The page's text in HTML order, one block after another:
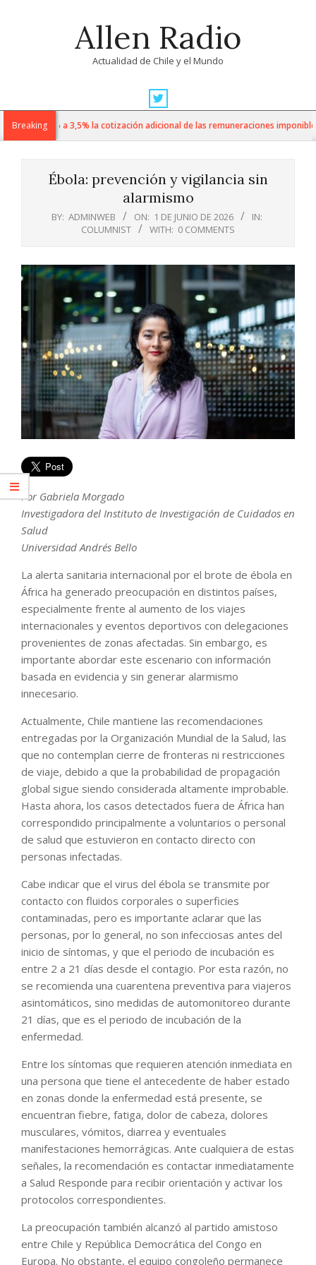
Allen Radio
Actualidad de Chile y el Mundo
Navigation
MenuBreaking
de 1% a 3,5% la cotización adicional de las remuneraciones imponibles
Ébola: prevención y vigilancia sin
alarmismo
BY: ADMINWEB ON: 1 DE JUNIO DE 2026
IN:
COLUMNIST
WITH: 0 COMMENTS
Por Gabriela Morgado
Investigadora del Instituto de Investigación de Cuidados en
Salud
Universidad Andrés Bello
La alerta sanitaria internacional por el brote de ébola en
África ha generado preocupación en distintos países,
especialmente frente al aumento de los viajes
internacionales y eventos deportivos con delegaciones
provenientes de zonas afectadas. Sin embargo, es
importante abordar este escenario con información
basada en evidencia y sin generar alarmismo
innecesario.
Actualmente, Chile mantiene las recomendaciones
entregadas por la Organización Mundial de la Salud, las
que no contemplan cierre de fronteras ni restricciones
de viaje, debido a que la probabilidad de propagación
global sigue siendo considerada altamente improbable.
Hasta ahora, los casos detectados fuera de África han
correspondido principalmente a voluntarios o personal
de salud que estuvieron en contacto directo con
personas infectadas.
Cabe indicar que el virus del ébola se transmite por
contacto con fluidos corporales o superficies
contaminadas, pero es importante aclarar que las
personas, por lo general, no son infecciosas antes del
inicio de síntomas, y que el periodo de incubación es
entre 2 a 21 días desde el contagio. Por esta razón, no
se recomienda una cuarentena preventiva para viajeros
asintomáticos, sino medidas de automonitoreo durante
21 días, que es el periodo de incubación de la
enfermedad.
Entre los síntomas que requieren atención inmediata en
una persona que tiene el antecedente de haber estado
en zonas donde la enfermedad está presente, se
encuentran fiebre, fatiga, dolor de cabeza, dolores
musculares, vómitos, diarrea y eventuales
manifestaciones hemorrágicas. Ante cualquiera de estas
señales, la recomendación es contactar inmediatamente
a Salud Responde para recibir orientación y activar los
protocolos correspondientes.
La preocupación también alcanzó al partido amistoso
entre Chile y República Democrática del Congo en
Europa. No obstante, el equipo congoleño permanece